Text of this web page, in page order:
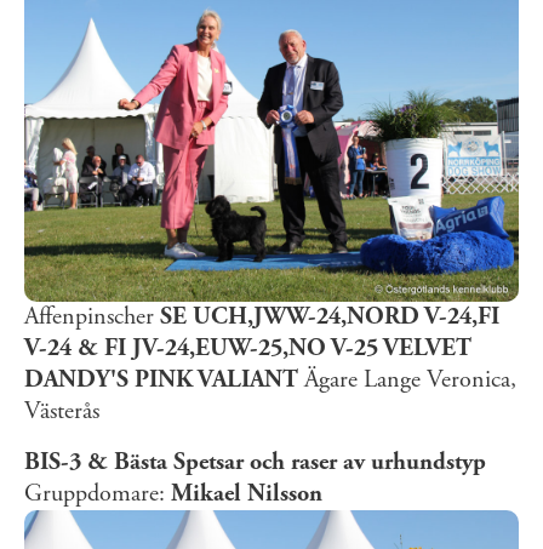
Affenpinscher SE UCH,JWW-24,NORD V-24,FI
V-24 & FI JV-24,EUW-25,NO V-25 VELVET
DANDY'S PINK VALIANTÄgare Lange Veronica,
Västerås
BIS-3 & Bästa Spetsar och raser av urhundstyp
Gruppdomare: Mikael Nilsson